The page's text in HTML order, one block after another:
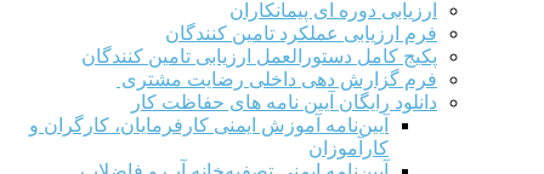
ارزیابی دوره ای پیمانکاران
فرم ارزيابی عملکرد تامین کنندگان
پکیج کامل دستورالعمل ارزیابی تامین کنندگان
فرم گزارش دهی داخلی رضایت مشتری
دانلود رایگان آیین نامه های حفاظت کار
آیین‌نامه آموزش ایمنی کارفرمایان، کارگران و
کارآموزان